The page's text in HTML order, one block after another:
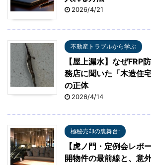
2026/4/21
不動産トラブルから学ぶ
【屋上漏水】なぜFRP
務店に聞いた「木造住
の正体
2026/4/14
極秘売却の裏舞台:
【虎ノ門・定例会レポ
開物件の最前線と、意